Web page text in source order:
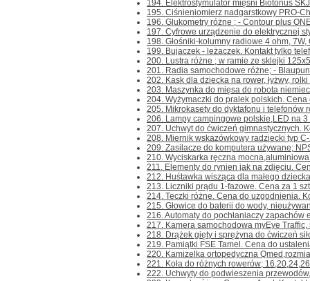
194. Elektrostymulator mięśni Biotonus
195. Ciśnieniomierz nadgarstkowy PRO-
196. Glukometry różne ; - Contour plus
197. Cyfrowe urządzenie do elektrycznej
198. Głośniki-kolumny radiowe 4 ohm,
199. Bujaczek - leżaczek. Kontakt tylko
200. Lustra różne ; w ramie ze sklejki
201. Radia samochodowe różne; -
202. Kask dla dziecka na rower, łyżwy,
203. Maszynka do mięsa do robota
204. Wyżymaczki do pralek polskich.
205. Mikrokasety do dyktafonu i telefonów
206. Lampy campingowe polskie,LED na
207. Uchwyt do ćwiczeń gimnastycznych.
208. Miernik wskazówkowy radziecki typ
209. Zasilacze do komputera używane;
210. Wyciskarka ręczna
211. Elementy do rynien jak na zdjęciu.
212. Huśtawka wisząca dla małego
213. Liczniki prądu 1-fazowe. Cena za 1
214. Teczki różne. Cena do uzgodnienia.
215. Głowice do baterii do wody,
216. Automaty do pochłaniaczy zapachów
217. Kamera samochodowa myEye
218. Drążek gięty i sprężyna do ćwiczeń
219. Pamiątki FSE Tamel. Cena do
220. Kamizelka ortopedyczna
221. Koła do różnych rowerów;
222. Uchwyty do podwieszenia